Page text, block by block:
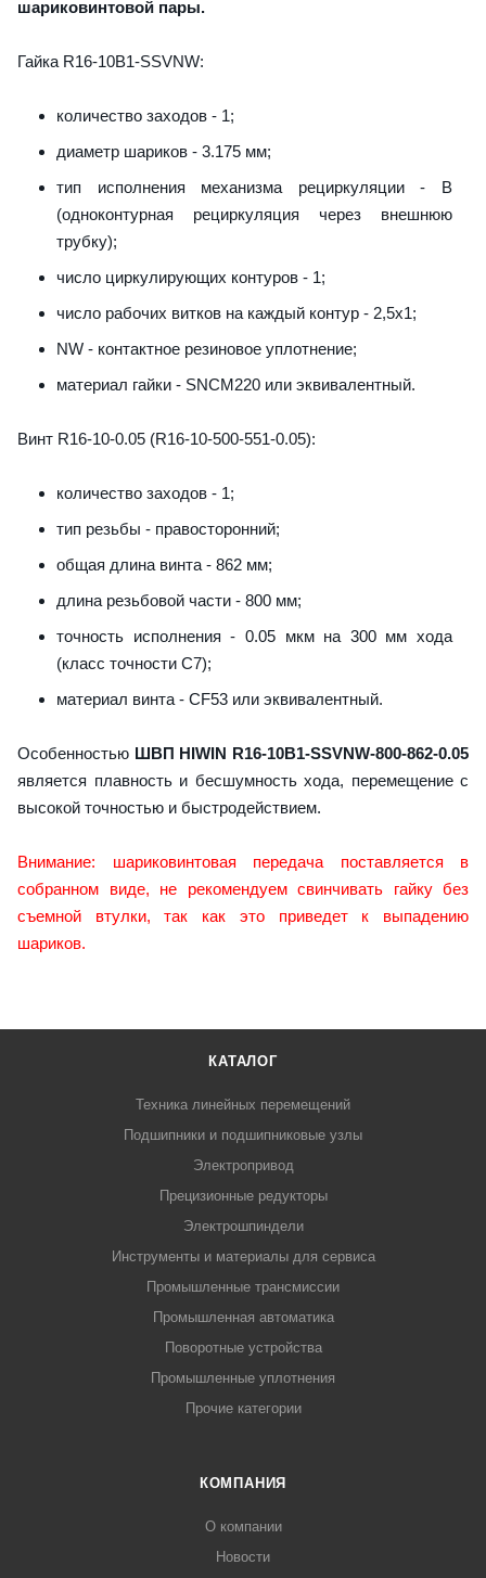
шариковинтовой пары.
Гайка R16-10B1-SSVNW:
количество заходов - 1;
диаметр шариков - 3.175 мм;
тип исполнения механизма рециркуляции - B
(одноконтурная рециркуляция через внешнюю
трубку);
число циркулирующих контуров - 1;
число рабочих витков на каждый контур - 2,5x1;
NW - контактное резиновое уплотнение;
материал гайки - SNCM220 или эквивалентный.
Винт R16-10-0.05 (R16-10-500-551-0.05):
количество заходов - 1;
тип резьбы - правосторонний;
общая длина винта - 862 мм;
длина резьбовой части - 800 мм;
точность исполнения - 0.05 мкм на 300 мм хода
(класс точности C7);
материал винта - CF53 или эквивалентный.
Особенностью ШВП HIWIN R16-10B1-SSVNW-800-862-0.05
является плавность и бесшумность хода, перемещение с
высокой точностью и быстродействием.
Внимание: шариковинтовая передача поставляется в
собранном виде, не рекомендуем свинчивать гайку без
съемной втулки, так как это приведет к выпадению
шариков.
КАТАЛОГ
Техника линейных перемещений
Подшипники и подшипниковые узлы
Электропривод
Прецизионные редукторы
Электрошпиндели
Инструменты и материалы для сервиса
Промышленные трансмиссии
Промышленная автоматика
Поворотные устройства
Промышленные уплотнения
Прочие категории
КОМПАНИЯ
О компании
Новости